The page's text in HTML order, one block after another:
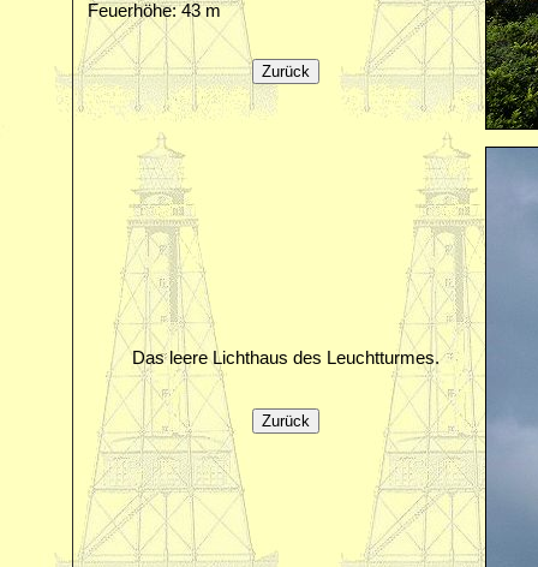
Feuerhöhe: 43 m
Das leere Lichthaus des Leuchtturmes.